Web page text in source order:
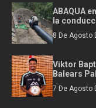
ABAQUA
la
8 De Agosto
Viktor
Balears
7 De Agosto